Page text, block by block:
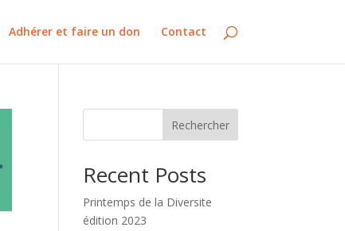
Adhérer et faire un don Contact
Rechercher
Recent Posts
Printemps de la Diversite
édition 2023